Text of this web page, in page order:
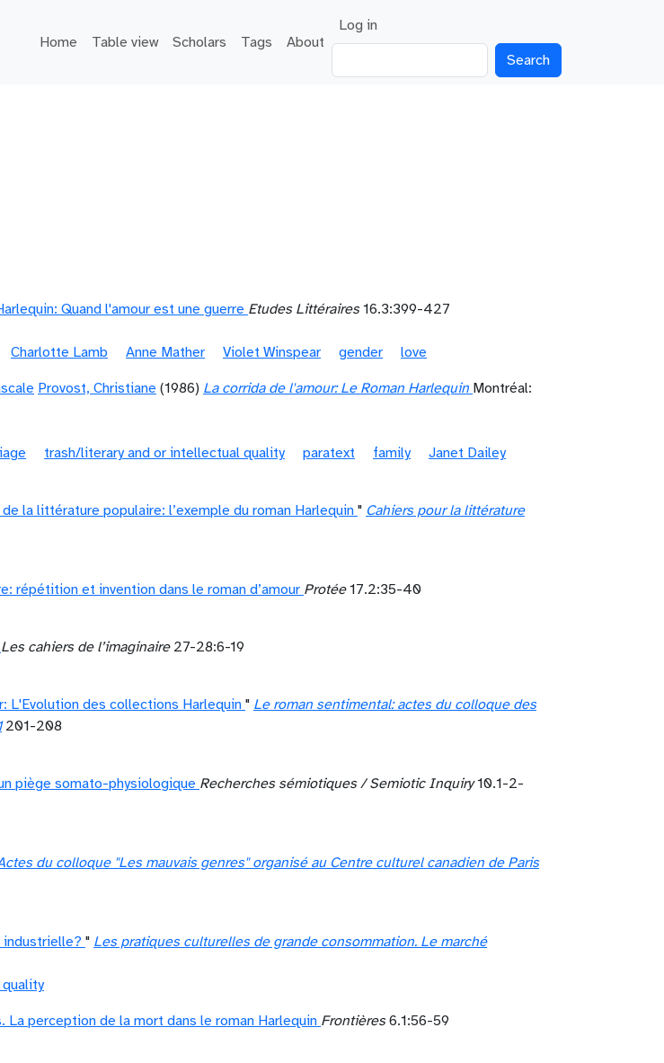
Main navigation
Home Table view Scholars Tags About
User account menu
Log in
Quand l'amour est une guerre Etudes Littéraires16.3:399-427
Charlotte Lamb Anne Mather Violet Winspear gender
love
Provost, Christiane (1986) La corrida de l'amour: Le Roman Harlequin Montréal:
trash/literary and or intellectual quality paratext family
Janet Dailey
la littérature populaire: l’exemple du roman Harlequin " Cahiers pour la littérature
répétition et invention dans le roman d’amour Protée17.2:35-40
Les cahiers de l’imaginaire27-28:6-19
L'Evolution des collections Harlequin " Le roman sentimental: actes du colloque des
201-208
piège somato-physiologique Recherches sémiotiques / Semiotic Inquiry10.1-2-
du colloque "Les mauvais genres" organisé au Centre culturel canadien de Paris
industrielle? " Les pratiques culturelles de grande consommation. Le marché
La perception de la mort dans le roman Harlequin Frontières6.1:56-59